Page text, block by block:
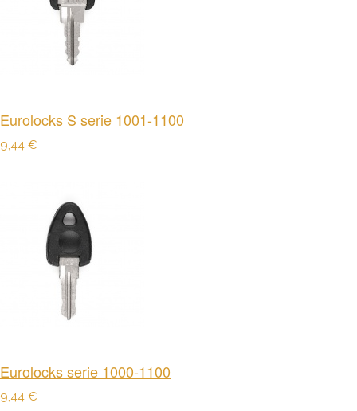
Eurolocks S serie 1001-1100
9,44 €
Eurolocks serie 1000-1100
9,44 €